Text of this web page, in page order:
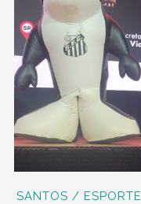
SANTOS / ESPORTE